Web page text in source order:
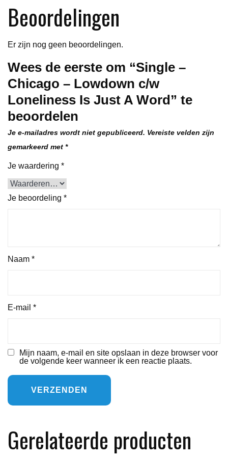
A
aantal
Beoordelingen
Er zijn nog geen beoordelingen.
Wees de eerste om “Single –
Chicago – Lowdown c/w
Loneliness Is Just A Word” te
beoordelen
Je e-mailadres wordt niet gepubliceerd. Vereiste velden zijn
gemarkeerd met *
Je waardering *
Je beoordeling *
Naam *
E-mail *
Mijn naam, e-mail en site opslaan in deze browser voor
de volgende keer wanneer ik een reactie plaats.
Gerelateerde producten